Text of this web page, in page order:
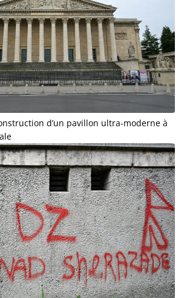
d’un pavillon ultra-moderne à